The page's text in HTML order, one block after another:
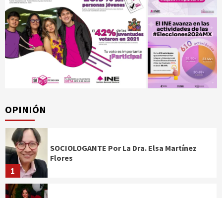
OPINIÓN
1
SOCIOLOGANTE Por La Dra. Elsa Martínez
Flores